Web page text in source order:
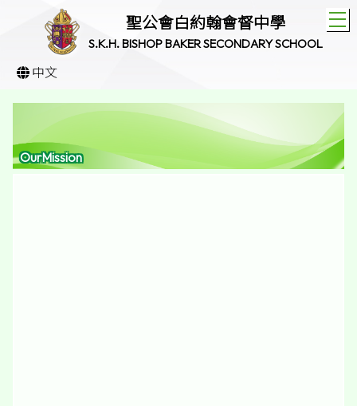
聖公會白約翰會督中學
S.K.H. BISHOP BAKER SECONDARY SCHOOL
中文
OurMission